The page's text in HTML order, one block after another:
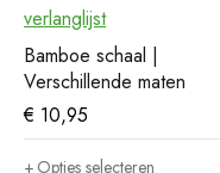
verlanglijst
Bamboe schaal |
Verschillende maten
€ 10,95
Opties selecteren